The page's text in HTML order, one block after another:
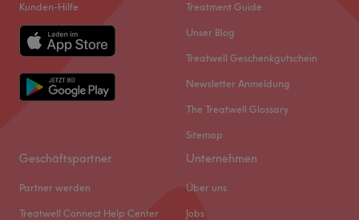
Kunden-Hilfe Treatment Guide
Unser Blog
Treatwell Geschenkgutschein
Newsletter Anmeldung
The Treatwell Glossary
Sitemap
Geschäftspartner
Partner werden
Treatwell Connect Help Center
Unternehmen
Über uns
Jobs